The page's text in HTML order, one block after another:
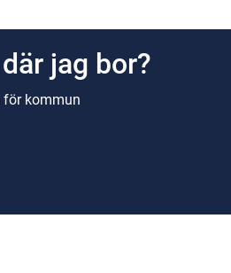
jag bor?
för kommun